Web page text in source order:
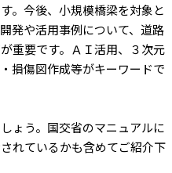
。今後、小規模橋梁を対象と
発や活用事例について、道路
重要です。ＡＩ活用、３次元
損傷図作成等がキーワードで
う。国交省のマニュアルに
れているかも含めてご紹介下